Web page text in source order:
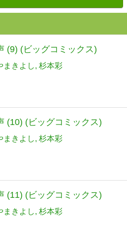
(9) (ビッグコミックス)
まきよし 杉本彩
(10) (ビッグコミックス)
まきよし 杉本彩
(11) (ビッグコミックス)
まきよし 杉本彩